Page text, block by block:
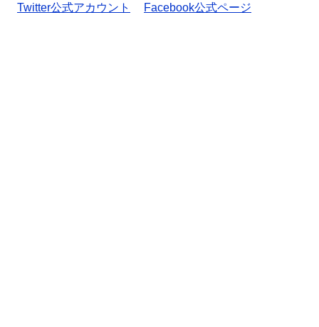
Twitter公式アカウント
Facebook公式ページ